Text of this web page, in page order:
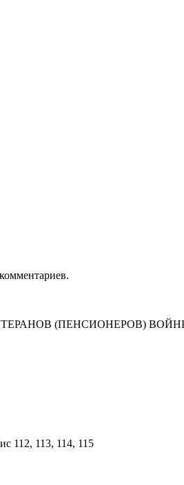
(ПЕНСИОНЕРОВ)
112, 113, 114, 115